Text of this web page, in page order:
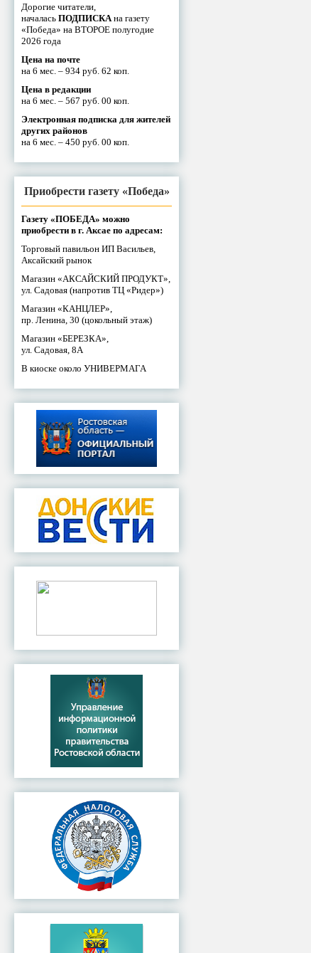
Дорогие читатели,
началась ПОДПИСКА на газету
«Победа» на ВТОРОЕ полугодие
2026 года
Цена на почте
на 6 мес. – 934 руб. 62 коп.
Цена в редакции
на 6 мес. – 567 руб. 00 коп.
Электронная подписка для жителей
других районов
на 6 мес. – 450 руб. 00 коп.
Приобрести газету «Победа»
Газету «ПОБЕДА» можно
приобрести в г. Аксае по адресам:
Торговый павильон ИП Васильев,
Аксайский рынок
Магазин «АКСАЙСКИЙ ПРОДУКТ»,
ул. Садовая (напротив ТЦ «Ридер»)
Магазин «КАНЦЛЕР»,
пр. Ленина, 30 (цокольный этаж)
Магазин «БЕРЕЗКА»,
ул. Садовая, 8А
В киоске около УНИВЕРМАГА